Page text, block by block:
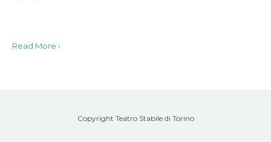
Read More ›
Copyright Teatro Stabile di Torino